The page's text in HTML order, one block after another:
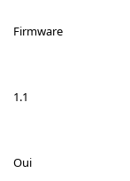
Firmware
1.1
Oui